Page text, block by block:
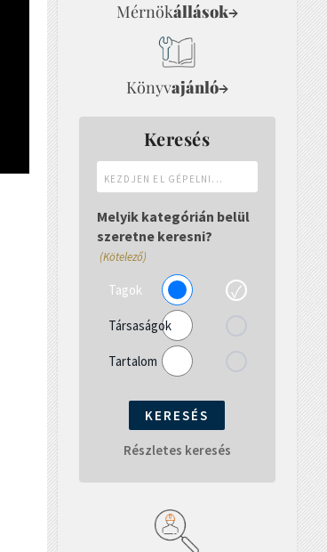
Mérnökállások→
Könyvajánló→
Keresés
el
gépelni...
Melyik kategórián belül
szeretne keresni?
(Kötelező)
Tagok
Társaságok
Tartalom
Részletes keresés